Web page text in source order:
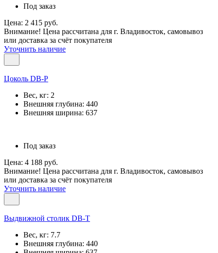
Под заказ
Цена: 2 415 руб.
Внимание! Цена рассчитана для г. Владивосток, самовывоз
или доставка за счёт покупателя
Уточнить наличие
Цоколь DB-P
Вес, кг: 2
Внешняя глубина: 440
Внешняя ширина: 637
Под заказ
Цена: 4 188 руб.
Внимание! Цена рассчитана для г. Владивосток, самовывоз
или доставка за счёт покупателя
Уточнить наличие
Выдвижной столик DB-T
Вес, кг: 7.7
Внешняя глубина: 440